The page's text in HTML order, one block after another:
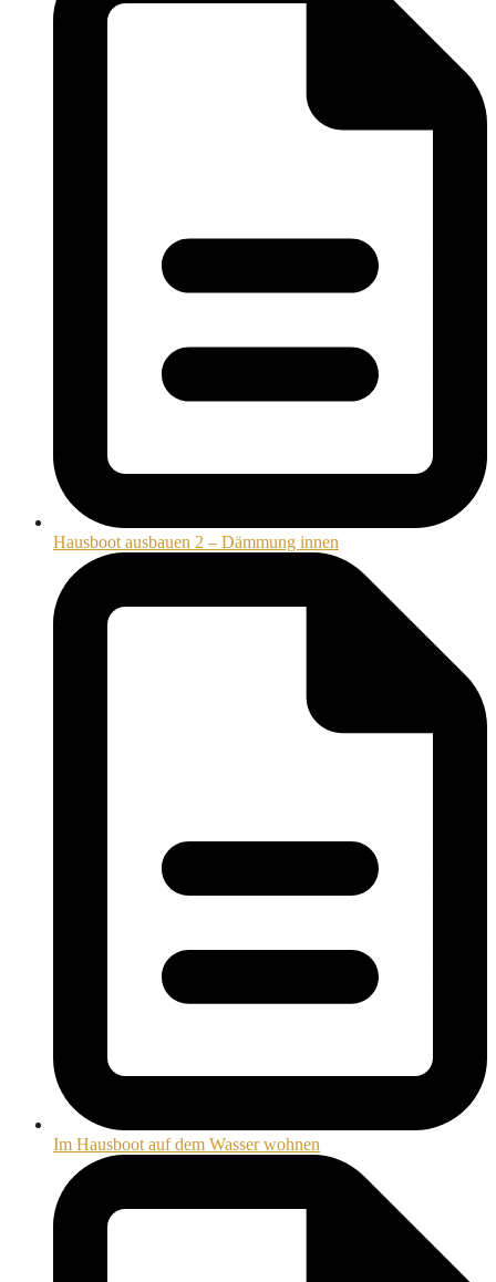
Hausboot ausbauen 2 – Dämmung innen
Im Hausboot auf dem Wasser wohnen